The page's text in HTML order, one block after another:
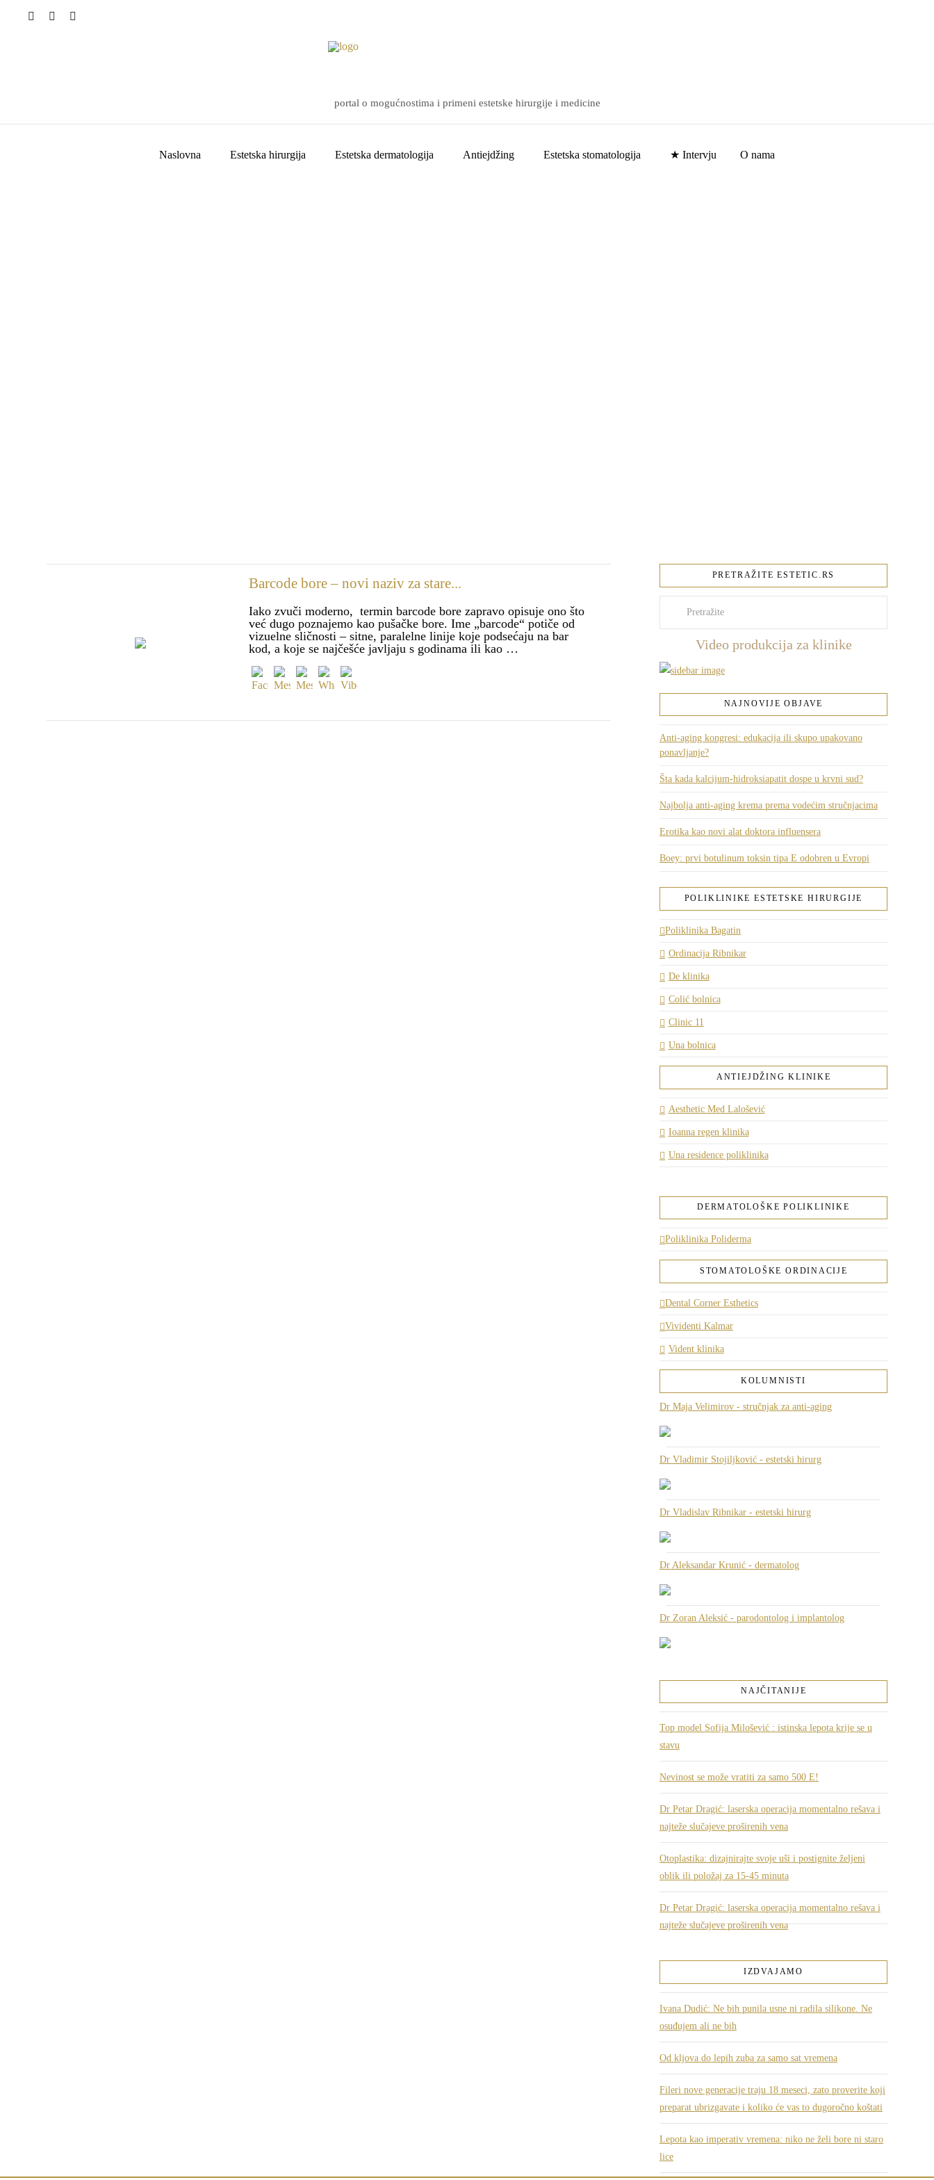
portal o mogućnostima i primeni estetske hirurgije i medicine
Naslovna Estetska hirurgija Estetska dermatologija Antiejdžing Estetska stomatologija ★ Intervju O nama
Barcode bore – novi naziv za stare...
Iako zvuči moderno, termin barcode bore zapravo opisuje ono što
već dugo poznajemo kao pušačke bore. Ime „barcode“ potiče od
vizuelne sličnosti – sitne, paralelne linije koje podsećaju na bar
kod, a koje se najčešće javljaju s godinama ili kao …
PRETRAŽITE ESTETIC.RS
Video produkcija za klinike
NAJNOVIJE OBJAVE
Anti-aging kongresi: edukacija ili skupo upakovano
ponavljanje?
Šta kada kalcijum-hidroksiapatit dospe u krvni sud?
Najbolja anti-aging krema prema vodećim stručnjacima
Erotika kao novi alat doktora influensera
Boey: prvi botulinum toksin tipa E odobren u Evropi
POLIKLINIKE ESTETSKE HIRURGIJE
Poliklinika Bagatin
Ordinacija Ribnikar
De klinika
Colić bolnica
Clinic 11
Una bolnica
ANTIEJDŽING KLINIKE
Aesthetic Med Lalošević
Ioanna regen klinika
Una residence poliklinika
DERMATOLOŠKE POLIKLINIKE
Poliklinika Poliderma
STOMATOLOŠKE ORDINACIJE
Dental Corner Esthetics
Vividenti Kalmar
Vident klinika
KOLUMNISTI
Dr Maja Velimirov - stručnjak za anti-aging
Dr Vladimir Stojiljković - estetski hirurg
Dr Vladislav Ribnikar - estetski hirurg
Dr Aleksandar Krunić - dermatolog
Dr Zoran Aleksić - parodontolog i implantolog
NAJČITANIJE
Top model Sofija Milošević : istinska lepota krije se u
stavu
Nevinost se može vratiti za samo 500 E!
Dr Petar Dragić: laserska operacija momentalno rešava i
najteže slučajeve proširenih vena
Otoplastika: dizajnirajte svoje uši i postignite željeni
oblik ili položaj za 15-45 minuta
Dr Petar Dragić: laserska operacija momentalno rešava i
najteže slučajeve proširenih vena
IZDVAJAMO
Ivana Dudić: Ne bih punila usne ni radila silikone. Ne
osuđujem ali ne bih
Od kljova do lepih zuba za samo sat vremena
Fileri nove generacije traju 18 meseci, zato proverite koji
preparat ubrizgavate i koliko će vas to dugoročno koštati
Lepota kao imperativ vremena: niko ne želi bore ni staro
lice